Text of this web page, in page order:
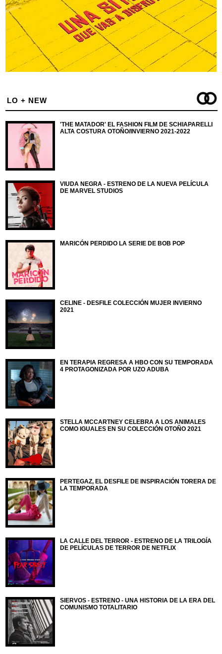
LO + NEW
'THE MATADOR' EL FASHION FILM DE SCHIAPARELLI
ALTA COSTURA OTOÑO/INVIERNO 2021-2022
VIUDA NEGRA - ESTRENO DE LA NUEVA PELÍCULA
DE MARVEL STUDIOS
MARICÓN PERDIDO LA SERIE DE BOB POP
CELINE - DESFILE COLECCIÓN MUJER INVIERNO
2021
EN TERAPIA REGRESA A HBO CON SU TEMPORADA
4 PROTAGONIZADA POR UZO ADUBA
STELLA MCCARTNEY CELEBRA A LOS ANIMALES
COMO IGUALES EN SU COLECCIÓN OTOÑO 2021
PERTEGAZ, EL DESFILE DE INSPIRACIÓN TORERA DE
LA TEMPORADA
LA CALLE DEL TERROR - ESTRENO DE LA TRILOGÍA
DE PELÍCULAS DE TERROR DE NETFLIX
SIERVOS - ESTRENO - UNA HISTORIA DE LA ERA DEL
COMUNISMO TOTALITARIO